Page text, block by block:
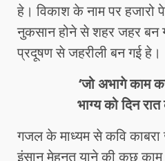
हे। विकाश के नाम पर हजारो
नुकसान होने से शहर जहर बन
प्रदूषण से जहरीली बन गई हे।
‘जो अभागे काम
भाग्य को दिन
गजल के माध्यम से कवि
इंसान मेहनत याने की कुछ